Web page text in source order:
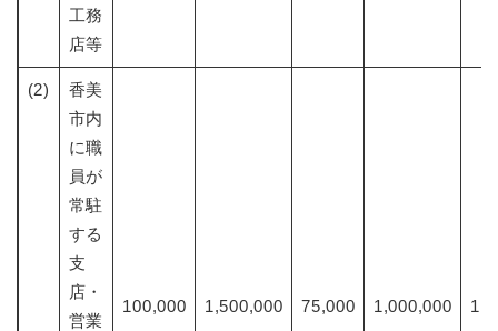
工務
店等
(2)
香美
市内
に職
員が
常駐
する
支
店・
営業
100,000 1,500,000 75,000 1,000,000